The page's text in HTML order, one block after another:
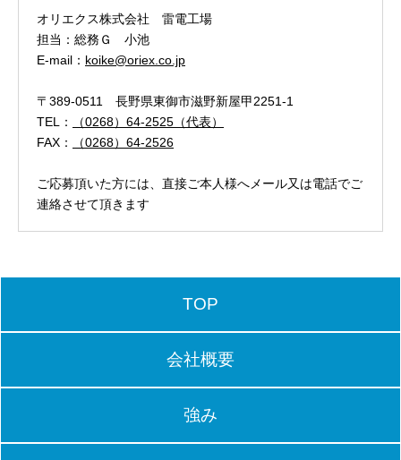
オリエクス株式会社 雷電工場
担当：総務Ｇ 小池
E-mail： koike@oriex.co.jp
〒389-0511 長野県東御市滋野新屋甲2251-1
TEL：
（0268）64-2525（代表）
FAX：
（0268）64-2526
ご応募頂いた方には、直接ご本人様へメール又は電話でご
連絡させて頂きます
TOP
会社概要
強み